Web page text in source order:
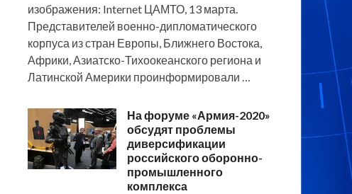
изображения: Internet ЦАМТО, 13 марта.
Представителей военно-дипломатического
корпуса из стран Европы, Ближнего Востока,
Африки, Азиатско-Тихоокеанского региона и
Латинской Америки проинформировали …
На форуме «Армия-2020»
обсудят проблемы
диверсификации
российского оборонно-
промышленного
комплекса